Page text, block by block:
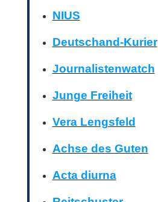
NIUS
Deutschand-Kurier
Journalistenwatch
Junge Freiheit
Vera Lengsfeld
Achse des Guten
Acta diurna